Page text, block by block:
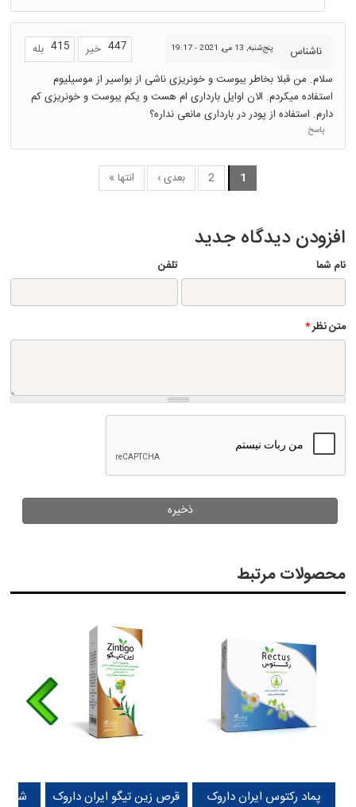
ناشناس پنج‌شنبه, 13 می, 2021 - 19:17 بله 415 خیر 447
سلام. من قبلا بخاطر یبوست و خونریزی ناشی از بواسیر از موسیلیوم
استفاده میکردم. الان اوایل بارداری ام هست و یکم یبوست و خونریزی کم
دارم. استفاده از پودر در بارداری مانعی نداره؟
پاسخ
1
2 بعدی › انتها »
افزودن دیدگاه جدید
نام شما تلفن
متن نظر*
محصولات مرتبط
پماد رکتوس ایران داروک قرص زین تیگو ایران داروک